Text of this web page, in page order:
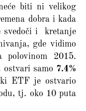
biti ni velikog
dobra i kada
svedoči i kretanje
gde vidimo
2015.
ostvari samo 7.4%
ETF je ostvario
tj. oko 10 puta